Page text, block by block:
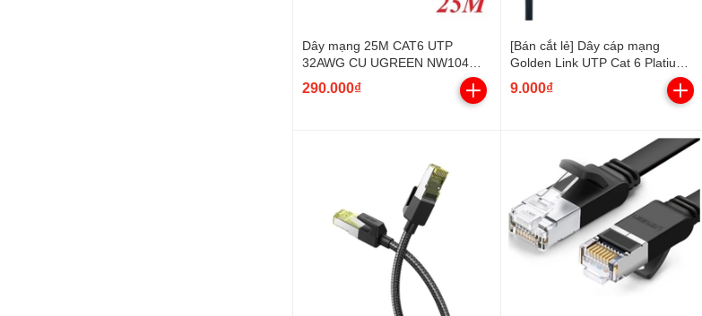
Dây mạng 25M CAT6 UTP
32AWG CU UGREEN NW104
UG-11222
290.000₫
[Bán cắt lẻ] Dây cáp mạng
Golden Link UTP Cat 6 Platium
ngoài trời TAIWAN-TW1105-PE
9.000₫